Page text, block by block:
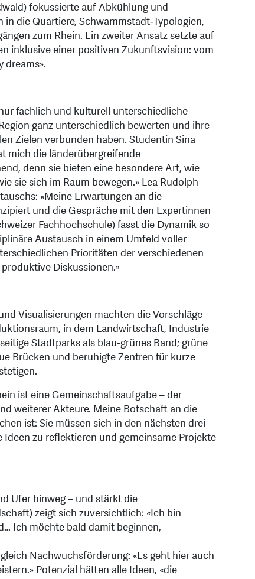
fokussierte auf Abkühlung und
die Quartiere, Schwammstadt‑Typologien,
zum Rhein. Ein zweiter Ansatz setzte auf
inklusive einer positiven Zukunftsvision: vom
dreams».
fachlich und kulturell unterschiedliche
ganz unterschiedlich bewerten und ihre
Zielen verbunden haben. Studentin Sina
mich die länderübergreifende
denn sie bieten eine besondere Art, wie
sie sich im Raum bewegen.» Lea Rudolph
«Meine Erwartungen an die
und die Gespräche mit den Expertinnen
Fachhochschule) fasst die Dynamik so
Austausch in einem Umfeld voller
Prioritäten der verschiedenen
Diskussionen.»
Visualisierungen machten die Vorschläge
in dem Landwirtschaft, Industrie
Stadtparks als blau‑grünes Band; grüne
Brücken und beruhigte Zentren für kurze
ist eine Gemeinschaftsaufgabe – der
weiterer Akteure. Meine Botschaft an die
ist: Sie müssen sich in den nächsten drei
zu reflektieren und gemeinsame Projekte
Ufer hinweg – und stärkt die
zeigt sich zuversichtlich: «Ich bin
Ich möchte bald damit beginnen,
Nachwuchsförderung: «Es geht hier auch
Potenzial hätten alle Ideen, «die